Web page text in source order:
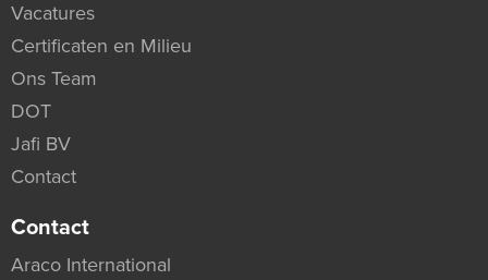
Vacatures
Certificaten en Milieu
Ons Team
DOT
Jafi BV
Contact
Contact
Araco International